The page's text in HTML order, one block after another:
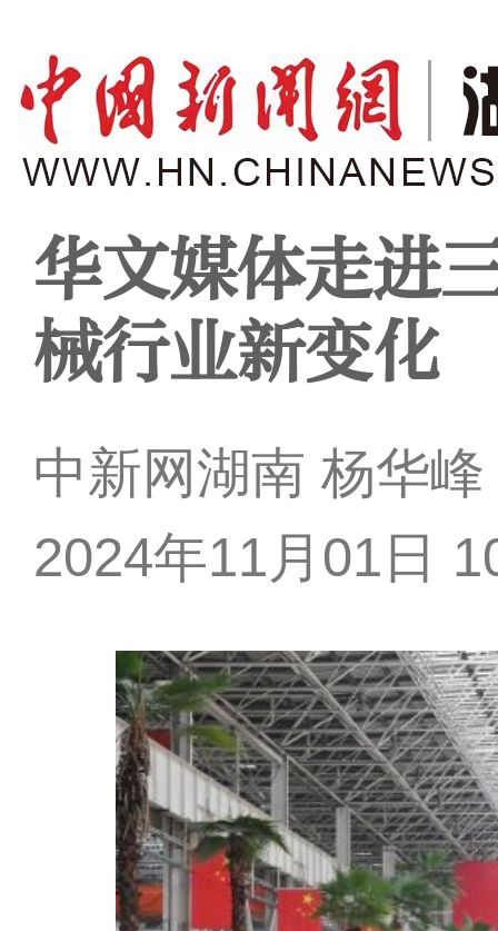
华文媒体走进
械行业新变化
中新网湖南 杨华峰
2024年11月01日